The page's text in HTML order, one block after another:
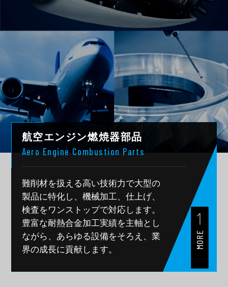
航空エンジン燃焼器部品
Aero Engine Combustion Parts
難削材を扱える高い技術力で大型の
製品に特化し、 機械加工、仕上げ、
検査をワンストップで対応します。
豊富な耐熱合金加工実績を主軸とし
ながら、 あらゆる設備をそろえ、業
界の成長に貢献します。
MORE